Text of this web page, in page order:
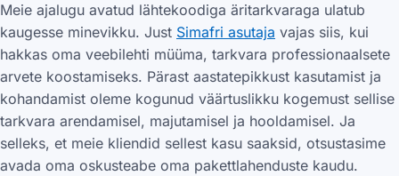
Meie ajalugu avatud lähtekoodiga äritarkvaraga ulatub
kaugesse minevikku. Just Simafri asutaja vajas siis, kui
hakkas oma veebilehti müüma, tarkvara professionaalsete
arvete koostamiseks. Pärast aastatepikkust kasutamist ja
kohandamist oleme kogunud väärtuslikku kogemust sellise
tarkvara arendamisel, majutamisel ja hooldamisel. Ja
selleks, et meie kliendid sellest kasu saaksid, otsustasime
avada oma oskusteabe oma pakettlahenduste kaudu.